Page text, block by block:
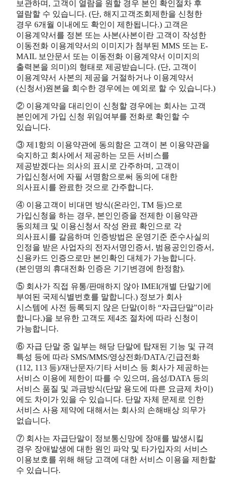
보관하며, 고객이 열람을 원할 경우 본인 확인절차 후
열람할 수 있습니다. (단, 해지고객조회제한을 신청한
경우 6개월 이내에도 확인이 제한됩니다.) 고객은
이용계약서를 정본 또는 사본(사본이란 고객이 작성한
이동전화 이용계약서의 이미지가 첨부된 MMS 또는 E-
MAIL 보안문서 또는 이동전화 이용계약서 이미지의
출력본을 의미)의 형태로 제공받습니다. (단, 고객이
이용계약서 사본의 제공을 거절하거나 이용계약서
(신청서)원본을 회수한 경우에는 예외로 할 수 있습니다.)
② 이용계약을 대리인이 신청할 경우에는 회사는 고객
본인에게 가입 신청 위임여부를 전화로 확인할 수
있습니다.
③ 제1항의 이용약관에 동의함은 고객이 본 이용약관을
숙지하고 회사에서 제공하는 모든 서비스를
제공받겠다는 의사의 표시로 간주하며, 고객이
가입신청서에 자필 서명함으로써 동의에 대한
의사표시를 완료한 것으로 간주합니다.
④ 이용고객이 비대면 방식(온라인, TM 등)으로
가입신청을 하는 경우, 본인인증을 전제한 이용약관
동의체크 및 이용신청서 작성 완료 확인으로 각
의사표시를 갈음하며 인증방법은 운영기준 준수사실의
인정을 받은 사업자의 전자서명인증서, 범용공인인증서,
신용카드 인증으로만 본인확인 대체가 가능합니다.
(본인명의 휴대전화 인증은 기기변경에 한정함).
⑤ 회사가 직접 유통/판매하지 않아 IMEI(개별 단말기에
부여된 국제식별번호를 말합니다.) 정보가 회사
시스템에 사전 등록되지 않은 단말(이하 “자급단말”이라
합니다.)을 보유한 고객도 제4조 절차에 따라 신청이
가능합니다.
⑥ 자급 단말 중 일부는 해당 단말에 탑재된 기능 및 규격
특성 등에 따라 SMS/MMS/영상전화/DATA/긴급전화
(112, 113 등)/재난문자/기타 서비스 등 회사가 제공하는
서비스 이용에 제한이 따를 수 있으며, 음성/DATA 등의
서비스 품질 및 과금방식(단말 용도에 따른 요금제 차이)
에도 차이가 있을 수 있습니다. 단말 자체 문제로 인한
서비스 사용 제약에 대해서는 회사의 손해배상 의무가
없습니다.
⑦ 회사는 자급단말이 정보통신망에 장애를 발생시킬
경우 장애발생에 대한 원인 파악 및 타가입자의 서비스
이용보호를 위해 해당 고객에 대한 서비스 이용을 제한할
수 있습니다.